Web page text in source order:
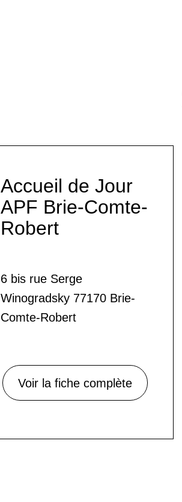
Accueil de Jour
APF Brie-Comte-
Robert
6 bis rue Serge
Winogradsky 77170 Brie-
Comte-Robert
Voir la fiche complète